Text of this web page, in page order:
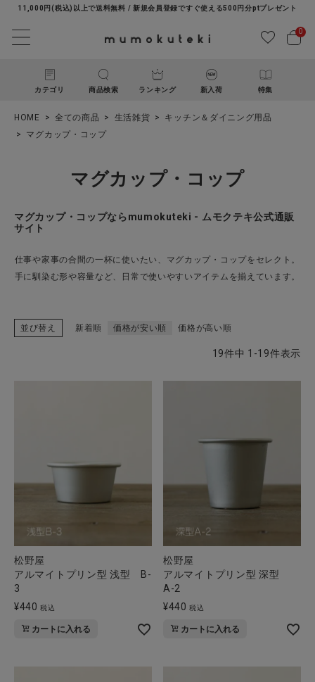
11,000円(税込)以上で送料無料 / 新規会員登録ですぐ使える500円分ptプレゼント
0
カテゴリ 商品検索 ランキング 新入荷 特集
ACCOUNT MENU
生活雑貨
食品
ギフト
ブランド
HOME 全ての商品 生活雑貨
キッチン＆ダイニング用品
マグカップ・コップ
マグカップ・コップ
マグカップ・コップならmumokuteki - ムモクテキ公式通販
サイト
仕事や家事の合間の一杯に使いたい、マグカップ・コップをセレクト。
手に馴染む形や容量など、日常で使いやすいアイテムを揃えています。
並び替え 新着順 価格が安い順 価格が高い順
19件中 1 -19件表示
松野屋
アルマイトプリン型 浅型 B-
3
¥440 税込
カートに入れる
松野屋
アルマイトプリン型 深型
A-2
¥440 税込
カートに入れる